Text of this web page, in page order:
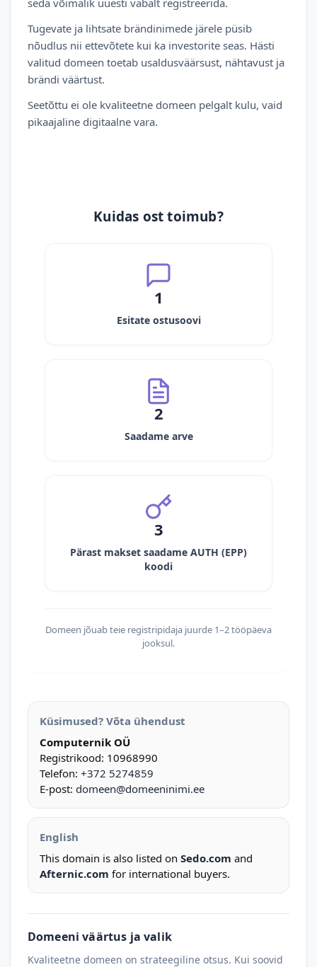
seda võimalik uuesti vabalt registreerida.
Tugevate ja lihtsate brändinimede järele püsib
nõudlus nii ettevõtete kui ka investorite seas. Hästi
valitud domeen toetab usaldusväärsust, nähtavust ja
brändi väärtust.
Seetõttu ei ole kvaliteetne domeen pelgalt kulu, vaid
pikaajaline digitaalne vara.
Kuidas ost toimub?
1
Esitate ostusoovi
2
Saadame arve
3
Pärast makset saadame AUTH (EPP)
koodi
Domeen jõuab teie registripidaja juurde 1–2 tööpäeva
jooksul.
Küsimused? Võta ühendust
Computernik OÜ
Registrikood: 10968990
Telefon: +372 5274859
E-post: domeen@domeeninimi.ee
English
This domain is also listed on Sedo.com and
Afternic.com for international buyers.
Domeeni väärtus ja valik
Kvaliteetne domeen on strateegiline otsus. Kui soovid